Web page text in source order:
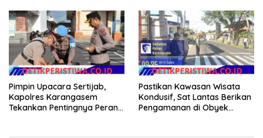
Gangga
Rendang
Pimpin Upacara Sertijab,
Kapolres Karangasem
Tekankan Pentingnya Peran
Pastikan Kawasan Wisata
Kondusif, Sat Lantas Berikan
Pengamanan di Obyek